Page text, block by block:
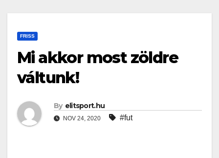
FRISS
Mi akkor most zöldre
váltunk!
By elitsport.hu
NOV 24, 2020 #fut